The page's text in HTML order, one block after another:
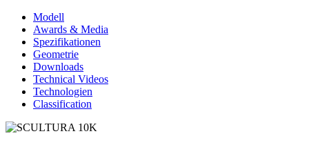
Modell
Awards & Media
Spezifikationen
Geometrie
Downloads
Technical Videos
Technologien
Classification